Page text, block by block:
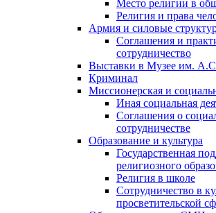
Место религии в
Религия и права
Армия и силовые
Соглашения и
сотрудничество
Выставки в Музее им.
Криминал
Миссионерская и
Иная социальная
Соглашения о
сотрудничестве
Образование и культура
Государственная
религиозного
Религия в школе
Сотрудничество в
просветительской